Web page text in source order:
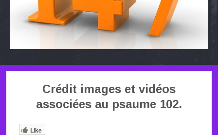
Crédit images et vidéos
associées au psaume 102.
Like